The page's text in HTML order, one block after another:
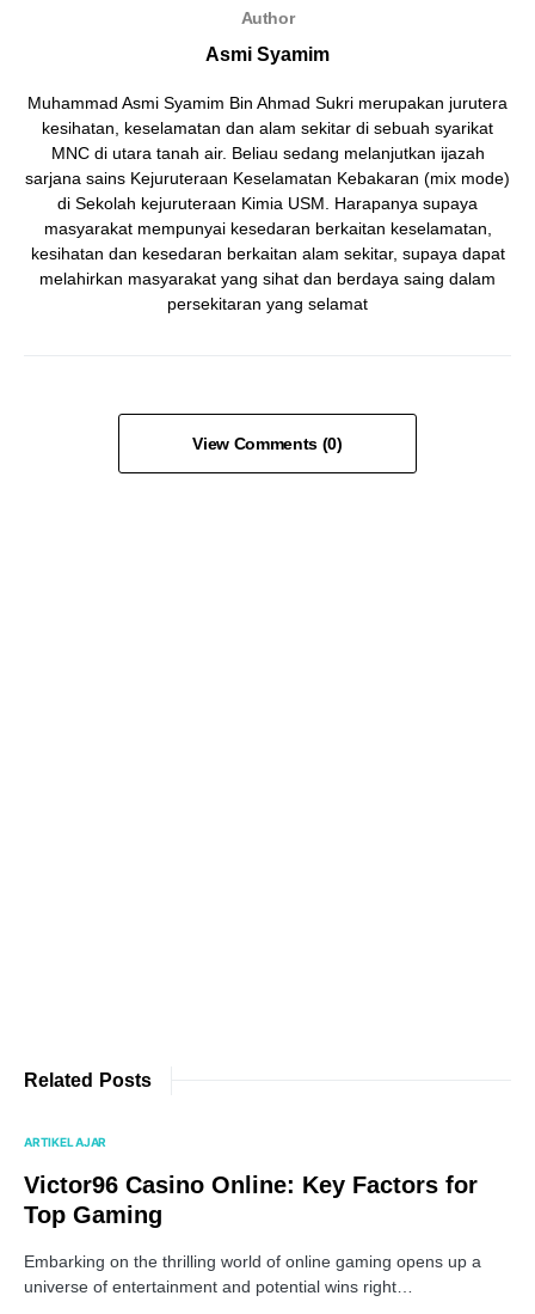
Author
Asmi Syamim
Muhammad Asmi Syamim Bin Ahmad Sukri merupakan jurutera
kesihatan, keselamatan dan alam sekitar di sebuah syarikat
MNC di utara tanah air. Beliau sedang melanjutkan ijazah
sarjana sains Kejuruteraan Keselamatan Kebakaran (mix mode)
di Sekolah kejuruteraan Kimia USM. Harapanya supaya
masyarakat mempunyai kesedaran berkaitan keselamatan,
kesihatan dan kesedaran berkaitan alam sekitar, supaya dapat
melahirkan masyarakat yang sihat dan berdaya saing dalam
persekitaran yang selamat
View Comments (0)
Related Posts
ARTIKEL AJAR
Victor96 Casino Online: Key Factors for
Top Gaming
Embarking on the thrilling world of online gaming opens up a
universe of entertainment and potential wins right…